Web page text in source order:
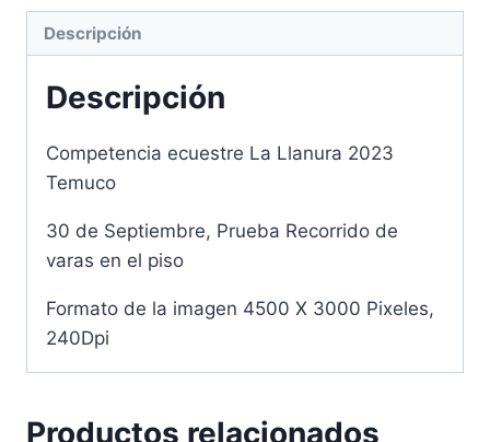
Descripción
Descripción
Competencia ecuestre La Llanura 2023
Temuco
30 de Septiembre, Prueba Recorrido de
varas en el piso
Formato de la imagen 4500 X 3000 Pixeles,
240Dpi
Productos relacionados